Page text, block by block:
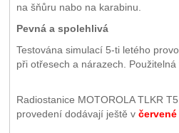
na šňůru nabo na karabinu.
Pevná a spolehlivá
Testována simulací 5-ti letého
při otřesech a nárazech. Použitelná
Radiostanice MOTOROLA TLKR
provedení dodávají ještě v červené